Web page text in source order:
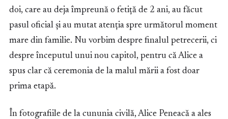
doi, care au deja împreună o fetiță de 2 ani, au făcut
pasul oficial și au mutat atenția spre următorul moment
mare din familie. Nu vorbim despre finalul petrecerii, ci
despre începutul unui nou capitol, pentru că Alice a
spus clar că ceremonia de la malul mării a fost doar
prima etapă.
În fotografiile de la cununia civilă, Alice Peneacă a ales